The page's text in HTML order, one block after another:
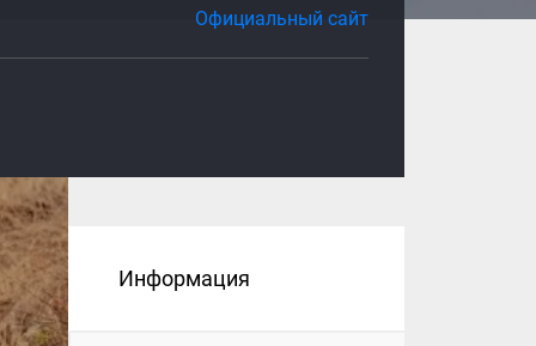
Официальный сайт
Информация